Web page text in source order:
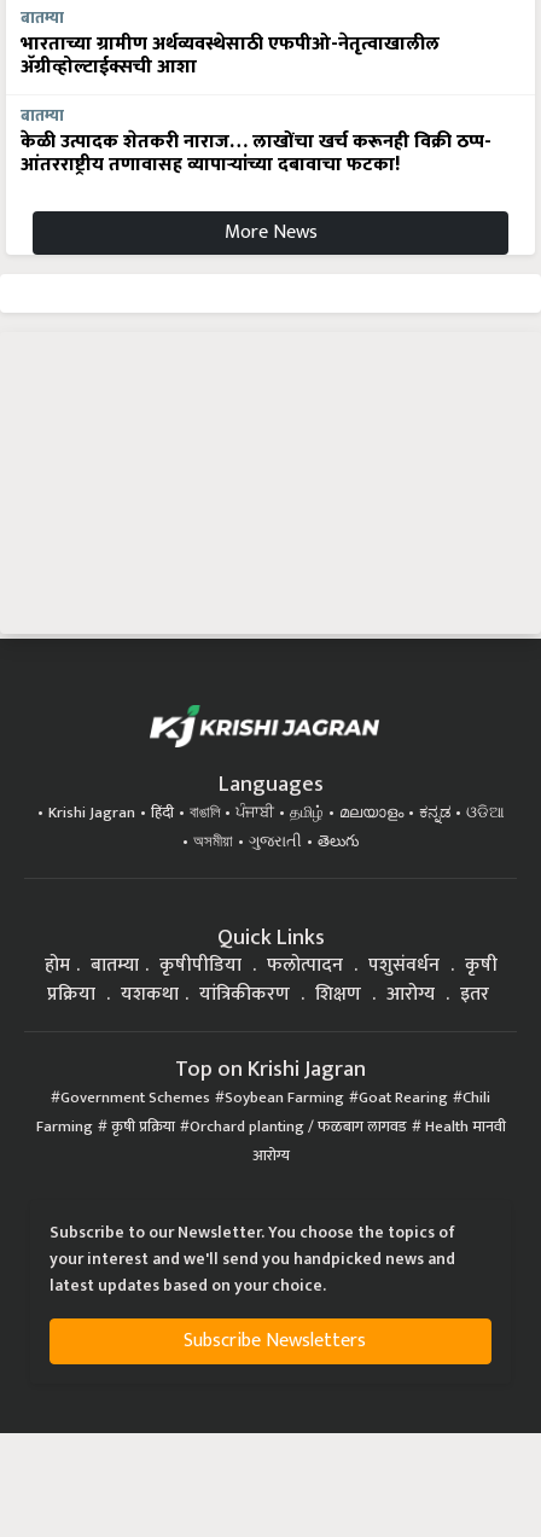
बातम्या
भारताच्या ग्रामीण अर्थव्यवस्थेसाठी एफपीओ-नेतृत्वाखालील
अ‍ॅग्रीव्होल्टाईक्सची आशा
बातम्या
केळी उत्पादक शेतकरी नाराज… लाखोंचा खर्च करूनही विक्री ठप्प-
आंतरराष्ट्रीय तणावासह व्यापाऱ्यांच्या दबावाचा फटका!
More News
Languages
Krishi Jagran हिंदी বাঙালি ਪੰਜਾਬੀ தமிழ் മലയാളം ಕನ್ನಡ
ଓଡିଆ
অসমীয়া
ગુજરાતી తెలుగు
Quick Links
होम बातम्या कृषीपीडिया फलोत्पादन पशुसंवर्धन
कृषी
प्रक्रिया
यशकथा यांत्रिकीकरण शिक्षण आरोग्य इतर
Top on Krishi Jagran
Government Schemes Soybean Farming Goat Rearing Chili
Farming कृषी प्रक्रिया Orchard planting / फळबाग लागवड Health मानवी
आरोग्य
Subscribe to our Newsletter. You choose the topics of
your interest and we'll send you handpicked news and
latest updates based on your choice.
Subscribe Newsletters